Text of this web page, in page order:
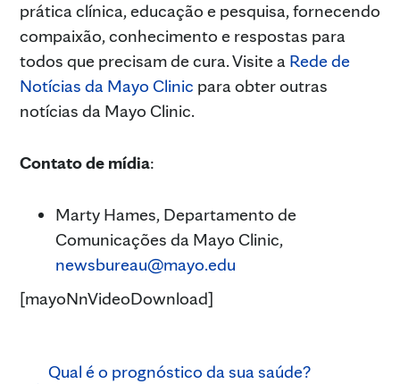
prática clínica, educação e pesquisa, fornecendo
compaixão, conhecimento e respostas para
todos que precisam de cura. Visite a Rede de
Notícias da Mayo Clinic para obter outras
notícias da Mayo Clinic.
Contato de mídia:
Marty Hames, Departamento de
Comunicações da Mayo Clinic,
newsbureau@mayo.edu
[mayoNnVideoDownload]
Qual é o prognóstico da sua saúde?